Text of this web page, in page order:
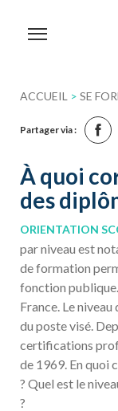
ACCUEIL > SE
Partager via :
À quoi
des
ORIENTATION
par niveau est
de formation
fonction
France. Le
du poste visé.
certifications
de 1969. En quoi
? Quel est le
?